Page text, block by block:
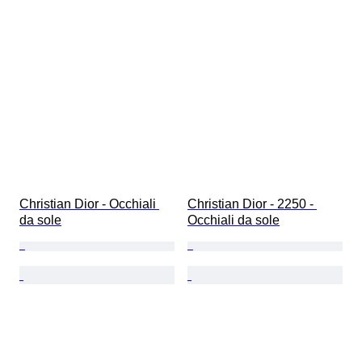
Christian Dior - Occhiali
da sole
Christian Dior - 2250 -
Occhiali da sole